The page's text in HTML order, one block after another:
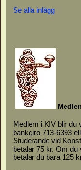
Se alla inlägg
Medl
Medlem i KIV blir du
bankgiro 713-6393
Studerande vid
betalar 75 kr. Om du
betalar du bara 125